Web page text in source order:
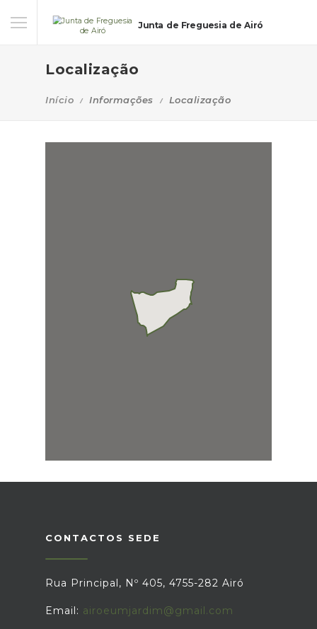
Junta de Freguesia de Airó
Localização
Início Informações Localização
CONTACTOS SEDE
Rua Principal, Nº 405, 4755-282 Airó
Email: airoeumjardim@gmail.com